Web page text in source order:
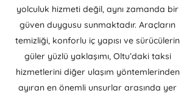
yolculuk hizmeti değil, aynı zamanda bir
güven duygusu sunmaktadır. Araçların
temizliği, konforlu iç yapısı ve sürücülerin
güler yüzlü yaklaşımı, Oltu’daki taksi
hizmetlerini diğer ulaşım yöntemlerinden
ayıran en önemli unsurlar arasında yer